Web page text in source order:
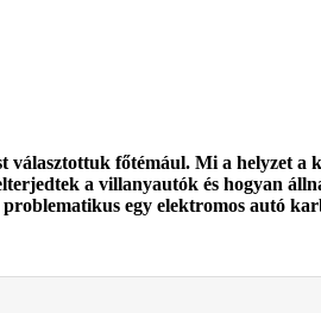
főtémául. Mi a helyzet
a villanyautók és hogyan
egy elektromos autó